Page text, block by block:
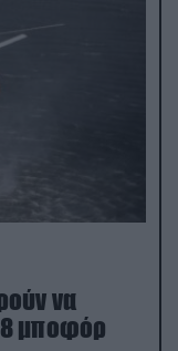
να
8 μποφόρ